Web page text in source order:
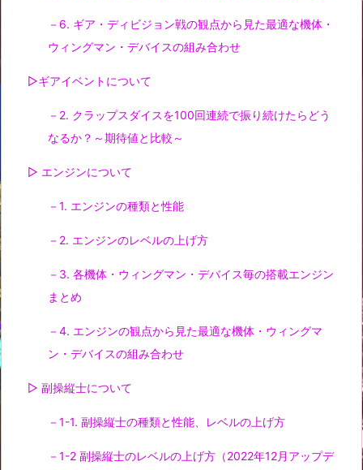
－6. ギア・ディビジョン戦の観点から見た最適な機体・
ウィングマン・デバイスの組み合わせ
▷ギアイベントについて
－2. クラップスダイスを100回連続で振り続けたらどう
なるか？～期待値と比較～
▷ エンジンについて
－1. エンジンの種類と性能
－2. エンジンのレベルの上げ方
－3. 各機体・ウィングマン・デバイス毎の搭載エンジン
まとめ
－4. エンジンの観点から見た最適な機体・ウィングマ
ン・デバイスの組み合わせ
▷ 副操縦士について
－1-1. 副操縦士の種類と性能、レベルの上げ方
－1-2 副操縦士のレベルの上げ方（2022年12月アップデ